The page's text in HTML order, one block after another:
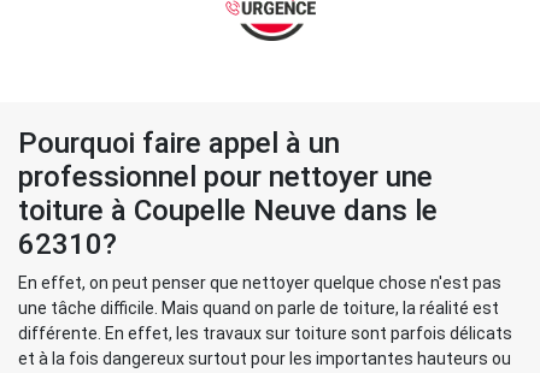
Pourquoi faire appel à un
professionnel pour nettoyer une
toiture à Coupelle Neuve dans le
62310?
En effet, on peut penser que nettoyer quelque chose n'est pas
une tâche difficile. Mais quand on parle de toiture, la réalité est
différente. En effet, les travaux sur toiture sont parfois délicats
et à la fois dangereux surtout pour les importantes hauteurs ou